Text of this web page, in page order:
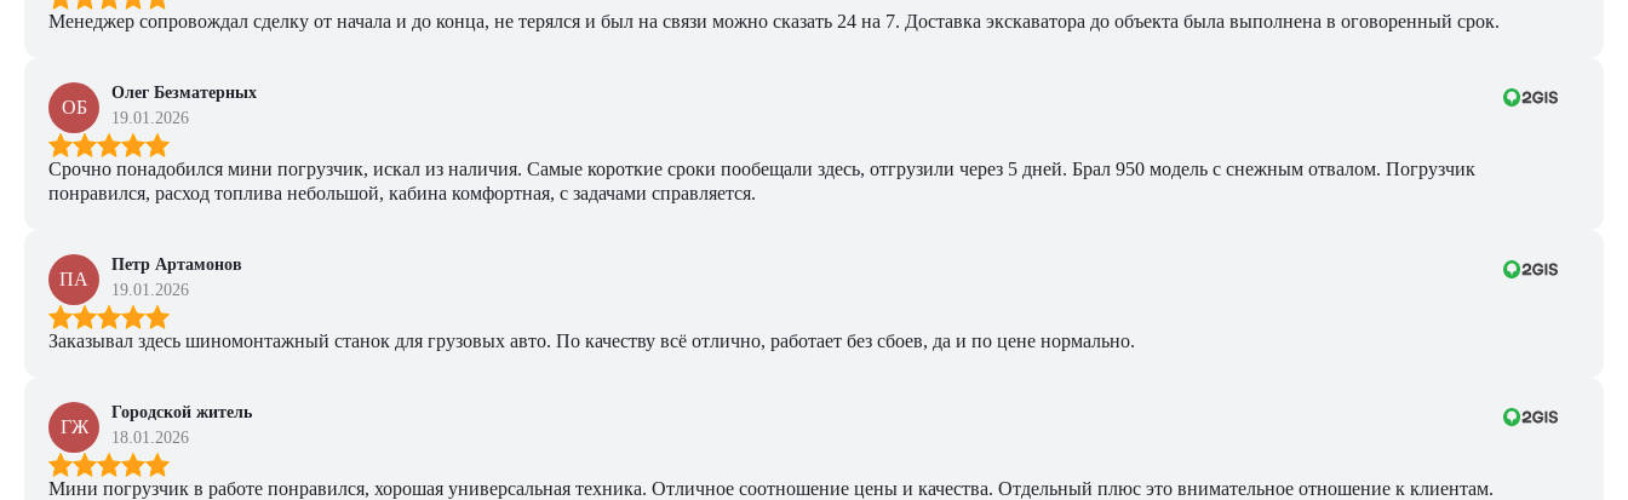
Менеджер сопровождал сделку от начала и до конца, не терялся и был на связи можно сказать 24 на 7. Доставка экскаватора до объекта была выполнена в оговоренный срок.
ОБ
Олег Безматерных
19.01.2026
Срочно понадобился мини погрузчик, искал из наличия. Самые короткие сроки пообещали здесь, отгрузили через 5 дней. Брал 950 модель с снежным отвалом. Погрузчик
понравился, расход топлива небольшой, кабина комфортная, с задачами справляется.
ПА
Петр Артамонов
19.01.2026
Заказывал здесь шиномонтажный станок для грузовых авто. По качеству всё отлично, работает без сбоев, да и по цене нормально.
ГЖ
Городской житель
18.01.2026
Мини погрузчик в работе понравился, хорошая универсальная техника. Отличное соотношение цены и качества. Отдельный плюс это внимательное отношение к клиентам.